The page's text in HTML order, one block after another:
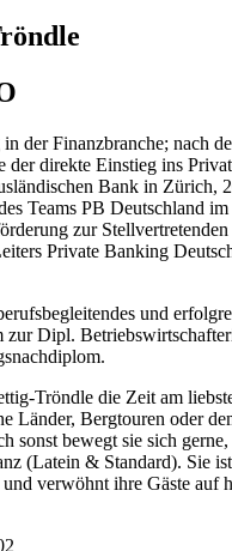
der Finanzbranche; nach
der direkte Einstieg ins
Bank in Zürich,
Teams PB Deutschland
zur
Private Banking
und
zur Dipl.
Tröndle die Zeit am
Länder, Bergtouren oder
sonst bewegt sie sich gerne,
(Latein & Standard). Sie
verwöhnt ihre Gäste auf